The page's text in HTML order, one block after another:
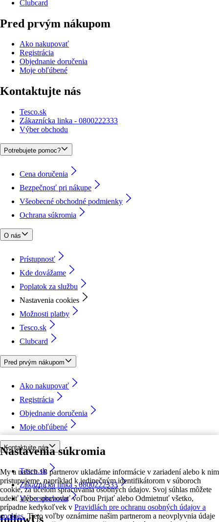
Nastavenia súkromia
My a našich 18 partnerov ukladáme informácie v zariadení alebo k nim
pristupujeme, napríklad k jedinečným identifikátorom v súboroch
cookie, za účelom spracúvania osobných údajov. Svoj súhlas môžete
udeliť alebo spravovať voľbou Prijať alebo Odmietnuť všetko,
prípadne kedykoľvek v Pravidlách pre ochranu osobných údajov a
cookies. Tieto voľby oznámime našim partnerom a neovplyvnia údaje
Clubcard
Pred prvým nákupom
Ako nakupovať
Registrácia
Objednanie doručenia
Moje obľúbené
Kontaktujte nás
Tesco.sk
Zákaznícka linka - 0800222333
Výber obchodu
Potrebujete pomoc?
Cena doručenia
Bezpečnosť pri nákupe
Všeobecné obchodné podmienky
Ochrana súkromia
O nás
Prístupnosť
Kde dovážame
Poplatok za službu
Nastavenia cookies
Možnosti platby
Tesco.sk
Clubcard
Pred prvým nákupom
Ako nakupovať
Registrácia
Objednanie doručenia
Moje obľúbené
Kontaktujte nás
Tesco.sk
Zákaznícka linka - 0800222333
Výber obchodu
followUs